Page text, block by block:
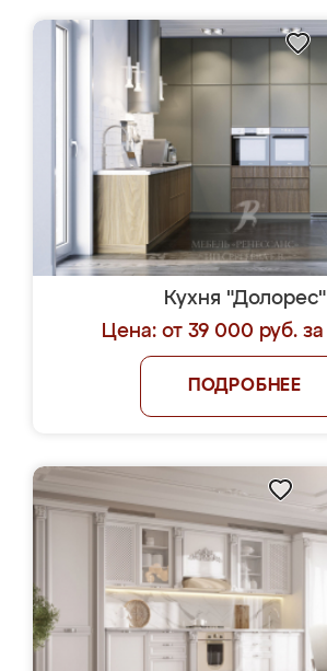
Кухня "Долорес"
Цена: от 39 000 руб.
ПОДРОБНЕЕ